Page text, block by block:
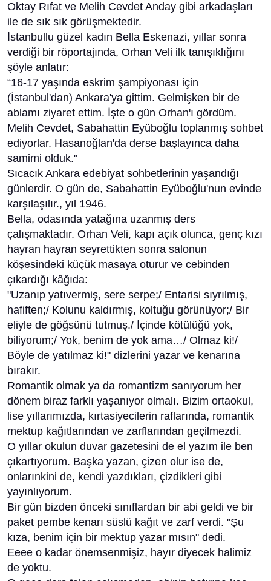
Oktay Rıfat ve Melih Cevdet Anday gibi arkadaşları
ile de sık sık görüşmektedir.
İstanbullu güzel kadın Bella Eskenazi, yıllar sonra
verdiği bir röportajında, Orhan Veli ilk tanışıklığını
şöyle anlatır:
“16-17 yaşında eskrim şampiyonası için
(İstanbul'dan) Ankara'ya gittim. Gelmişken bir de
ablamı ziyaret ettim. İşte o gün Orhan'ı gördüm.
Melih Cevdet, Sabahattin Eyüboğlu toplanmış sohbet
ediyorlar. Hasanoğlan'da derse başlayınca daha
samimi olduk."
Sıcacık Ankara edebiyat sohbetlerinin yaşandığı
günlerdir. O gün de, Sabahattin Eyüboğlu'nun evinde
karşılaşılır., yıl 1946.
Bella, odasında yatağına uzanmış ders
çalışmaktadır. Orhan Veli, kapı açık olunca, genç kızı
hayran hayran seyrettikten sonra salonun
köşesindeki küçük masaya oturur ve cebinden
çıkardığı kâğıda:
"Uzanıp yatıvermiş, sere serpe;/ Entarisi sıyrılmış,
hafiften;/ Kolunu kaldırmış, koltuğu görünüyor;/ Bir
eliyle de göğsünü tutmuş./ İçinde kötülüğü yok,
biliyorum;/ Yok, benim de yok ama…/ Olmaz ki!/
Böyle de yatılmaz ki!" dizlerini yazar ve kenarına
bırakır.
Romantik olmak ya da romantizm sanıyorum her
dönem biraz farklı yaşanıyor olmalı. Bizim ortaokul,
lise yıllarımızda, kırtasiyecilerin raflarında, romantik
mektup kağıtlarından ve zarflarından geçilmezdi.
O yıllar okulun duvar gazetesini de el yazım ile ben
çıkartıyorum. Başka yazan, çizen olur ise de,
onlarınkini de, kendi yazdıkları, çizdikleri gibi
yayınlıyorum.
Bir gün bizden önceki sınıflardan bir abi geldi ve bir
paket pembe kenarı süslü kağıt ve zarf verdi. "Şu
kıza, benim için bir mektup yazar mısın" dedi.
Eeee o kadar önemsenmişiz, hayır diyecek halimiz
de yoktu.